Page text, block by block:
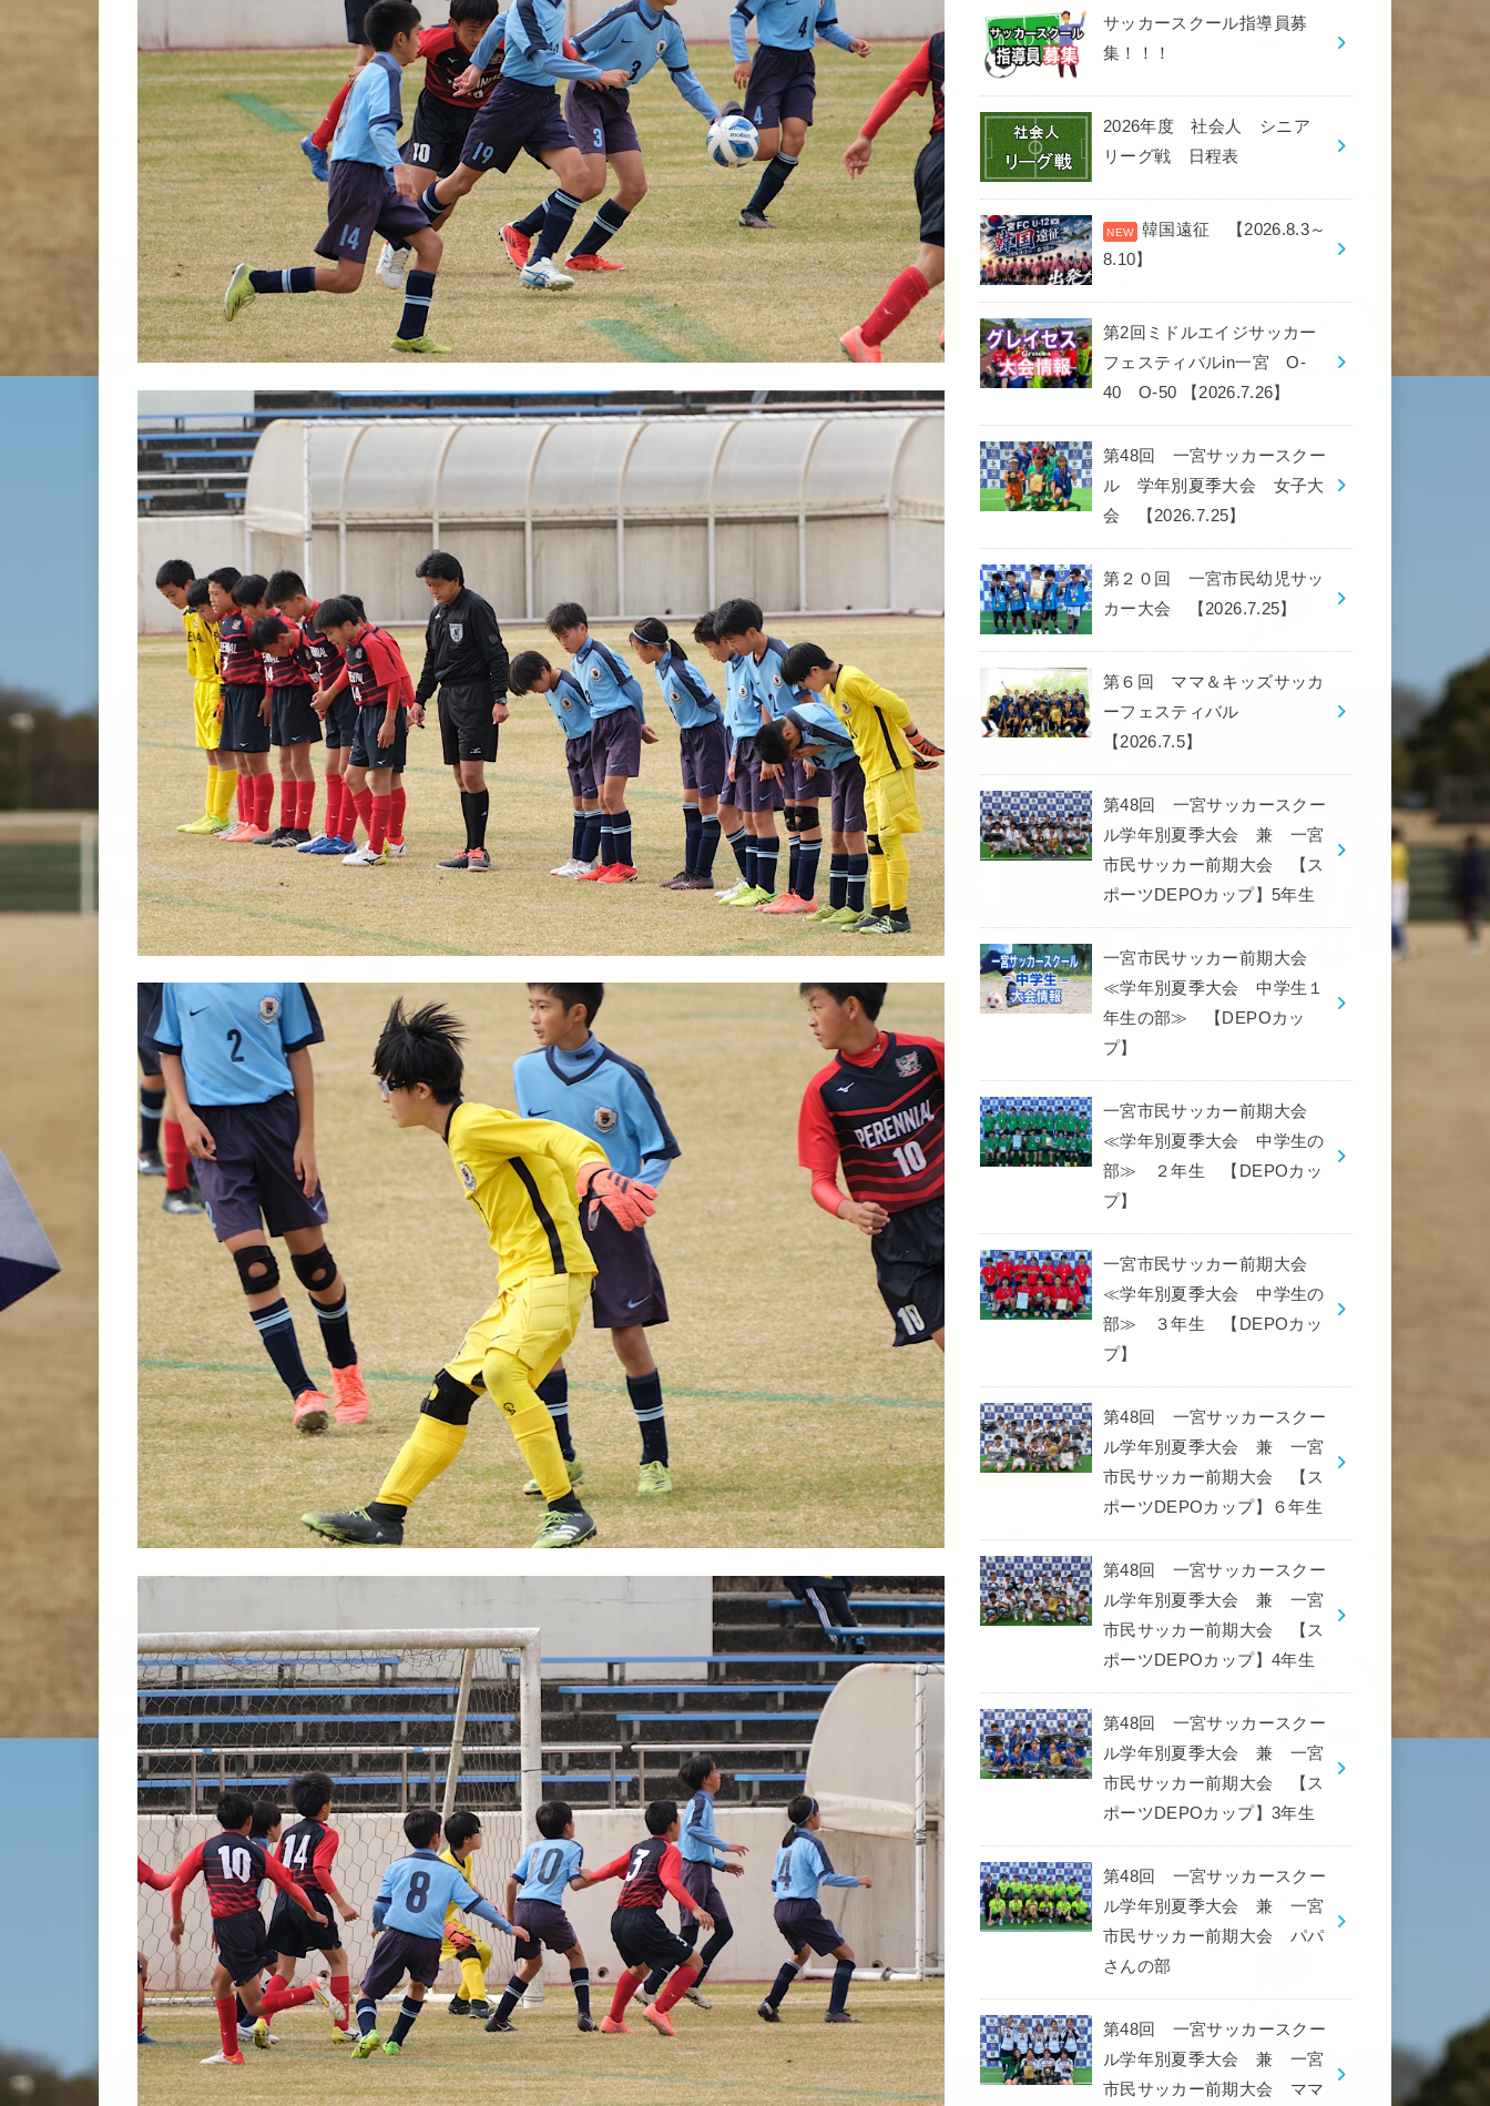
サッカースクール指導員募
集！！！
2026年度 社会人 シニア
リーグ戦 日程表
韓国遠征 【2026.8.3～
8.10】
第2回ミドルエイジサッカー
フェスティバルin一宮 O-
40 O-50 【2026.7.26】
第48回 一宮サッカースクー
ル 学年別夏季大会 女子大
会 【2026.7.25】
第２０回 一宮市民幼児サッ
カー大会 【2026.7.25】
第６回 ママ＆キッズサッカ
ーフェスティバル
【2026.7.5】
第48回 一宮サッカースクー
ル学年別夏季大会 兼 一宮
市民サッカー前期大会 【ス
ポーツDEPOカップ】5年生
一宮市民サッカー前期大会
≪学年別夏季大会 中学生１
年生の部≫ 【DEPOカッ
プ】
一宮市民サッカー前期大会
≪学年別夏季大会 中学生の
部≫ ２年生 【DEPOカッ
プ】
一宮市民サッカー前期大会
≪学年別夏季大会 中学生の
部≫ ３年生 【DEPOカッ
プ】
第48回 一宮サッカースクー
ル学年別夏季大会 兼 一宮
市民サッカー前期大会 【ス
ポーツDEPOカップ】６年生
第48回 一宮サッカースクー
ル学年別夏季大会 兼 一宮
市民サッカー前期大会 【ス
ポーツDEPOカップ】4年生
第48回 一宮サッカースクー
ル学年別夏季大会 兼 一宮
市民サッカー前期大会 【ス
ポーツDEPOカップ】3年生
第48回 一宮サッカースクー
ル学年別夏季大会 兼 一宮
市民サッカー前期大会 パパ
さんの部
第48回 一宮サッカースクー
ル学年別夏季大会 兼 一宮
市民サッカー前期大会 ママ